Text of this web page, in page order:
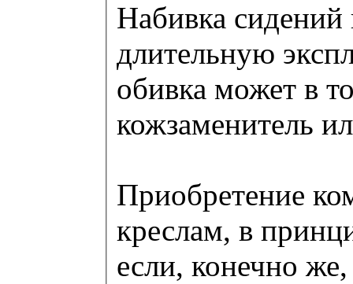
Набивка сидений
длительную
обивка может в
кожзаменитель
Приобретение
креслам, в
если, конечно